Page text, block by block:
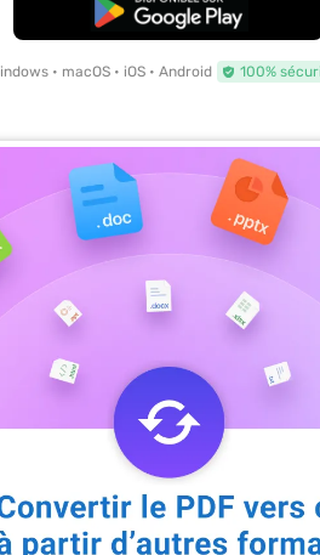
TÉLÉCHARGER
• macOS • iOS • Android 100%